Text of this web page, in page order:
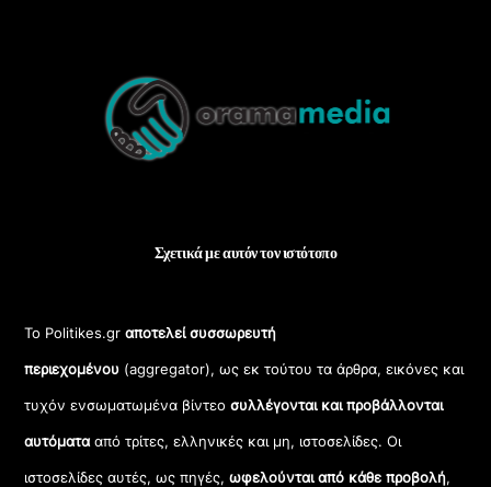
Top
Σχετικά με αυτόν τον ιστότοπο
Το Politikes.grαποτελεί συσσωρευτή
περιεχομένου (aggregator), ως εκ τούτου τα άρθρα, εικόνες και
τυχόν ενσωματωμένα βίντεοσυλλέγονται και προβάλλονται
αυτόματααπό τρίτες, ελληνικές και μη, ιστοσελίδες. Οι
ιστοσελίδες αυτές, ως πηγές,ωφελούνται από κάθε προβολή,